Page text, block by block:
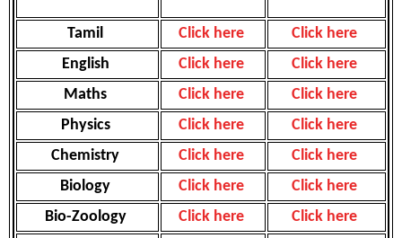
Tamil Click here
Click here
English
Click here
Click here
Maths
Click here
Click here
Physics
Click here
Click here
Chemistry
Click here
Click here
Biology
Click here
Click here
Bio-Zoology
Click here
Click here